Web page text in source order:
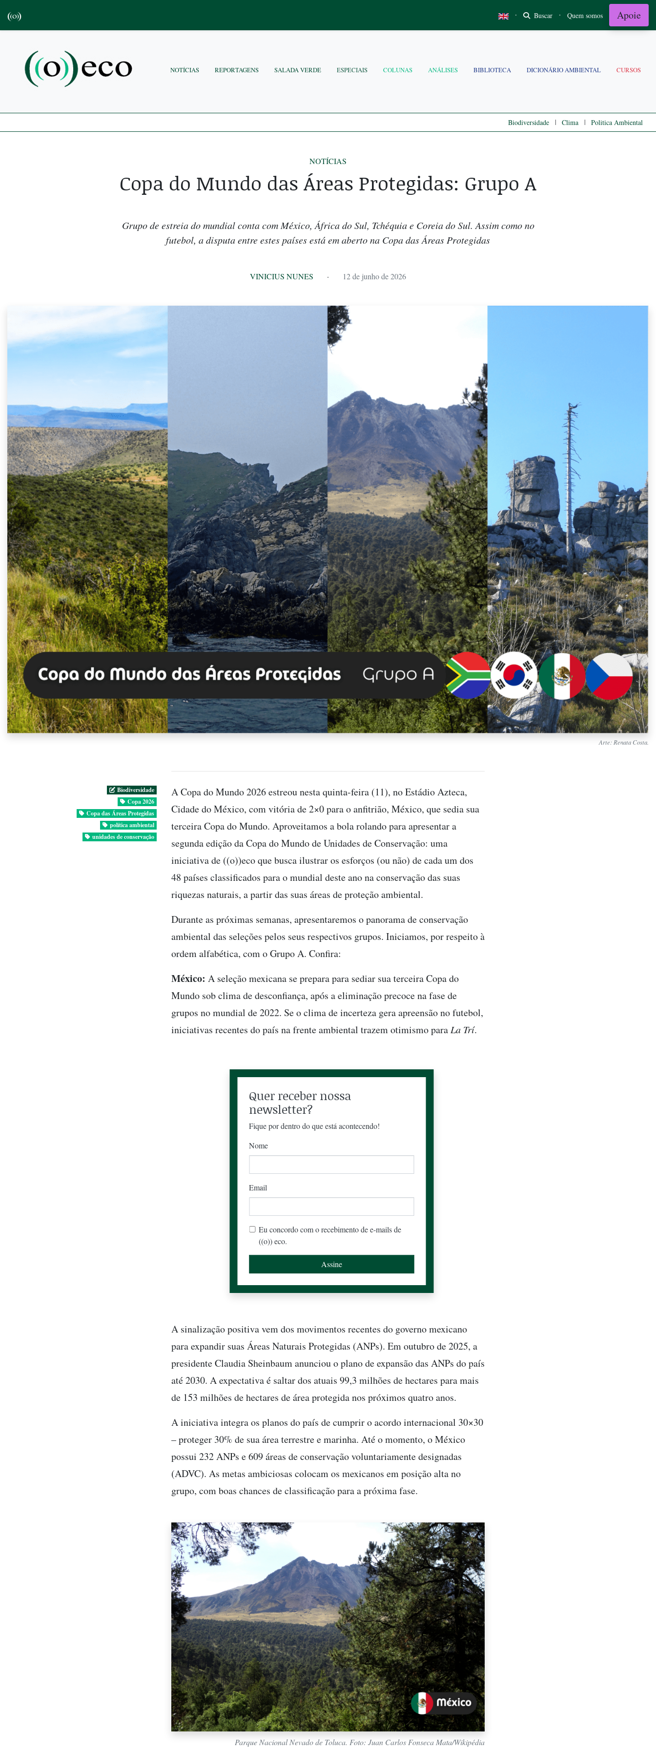
· Buscar · Quem somos Apoie
NOTÍCIAS REPORTAGENS SALADA VERDE ESPECIAIS COLUNAS ANÁLISES BIBLIOTECA DICIONÁRIO AMBIENTAL CURSOS
Biodiversidade | Clima | Politica Ambiental
NOTÍCIAS
Copa do Mundo das Áreas Protegidas: Grupo A
Grupo de estreia do mundial conta com México, África do Sul, Tchéquia e Coreia do Sul. Assim como no
futebol, a disputa entre estes países está em aberto na Copa das Áreas Protegidas
VINICIUS NUNES · 12 de junho de 2026
Arte: Renata Costa.
Biodiversidade
Copa 2026
Copa das Áreas Protegidas
política ambiental
unidades de conservação
A Copa do Mundo 2026 estreou nesta quinta-feira (11), no Estádio Azteca,
Cidade do México, com vitória de 2×0 para o anfitrião, México, que sedia sua
terceira Copa do Mundo. Aproveitamos a bola rolando para apresentar a
segunda edição da Copa do Mundo de Unidades de Conservação: uma
iniciativa de ((o))eco que busca ilustrar os esforços (ou não) de cada um dos
48 países classificados para o mundial deste ano na conservação das suas
riquezas naturais, a partir das suas áreas de proteção ambiental.
Durante as próximas semanas, apresentaremos o panorama de conservação
ambiental das seleções pelos seus respectivos grupos. Iniciamos, por respeito à
ordem alfabética, com o Grupo A. Confira:
México: A seleção mexicana se prepara para sediar sua terceira Copa do
Mundo sob clima de desconfiança, após a eliminação precoce na fase de
grupos no mundial de 2022. Se o clima de incerteza gera apreensão no futebol,
iniciativas recentes do país na frente ambiental trazem otimismo para La Trí.
Quer receber nossa
newsletter?
Fique por dentro do que está acontecendo!
Nome
Email
Eu concordo com o recebimento de e-mails de
((o)) eco.
A sinalização positiva vem dos movimentos recentes do governo mexicano
para expandir suas Áreas Naturais Protegidas (ANPs). Em outubro de 2025, a
presidente Claudia Sheinbaum anunciou o plano de expansão das ANPs do país
até 2030. A expectativa é saltar dos atuais 99,3 milhões de hectares para mais
de 153 milhões de hectares de área protegida nos próximos quatro anos.
A iniciativa integra os planos do país de cumprir o acordo internacional 30×30
– proteger 30% de sua área terrestre e marinha. Até o momento, o México
possui 232 ANPs e 609 áreas de conservação voluntariamente designadas
(ADVC). As metas ambiciosas colocam os mexicanos em posição alta no
grupo, com boas chances de classificação para a próxima fase.
Parque Nacional Nevado de Toluca. Foto: Juan Carlos Fonseca Mata/Wikipédia